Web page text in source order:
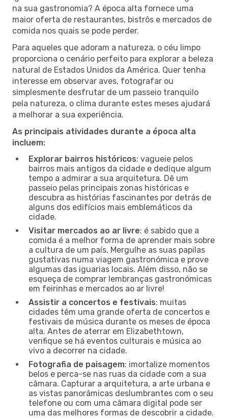
na sua gastronomia? A época alta fornece uma
maior oferta de restaurantes, bistrôs e mercados de
comida nos quais se pode perder.
Para aqueles que adoram a natureza, o céu limpo
proporciona o cenário perfeito para explorar a beleza
natural de Estados Unidos da América. Quer tenha
interesse em observar aves, fotografar ou
simplesmente desfrutar de um passeio tranquilo
pela natureza, o clima durante estes meses ajudará
a melhorar a sua experiência.
As principais atividades durante a época alta
incluem:
Explorar bairros históricos: vagueie pelos
bairros mais antigos da cidade e dedique algum
tempo a admirar a sua arquitetura. Dê um
passeio pelas principais zonas históricas e
descubra as histórias fascinantes por detrás de
alguns dos edifícios mais emblemáticos da
cidade.
Visitar mercados ao ar livre: é sabido que a
comida é a melhor forma de aprender mais sobre
a cultura de um país. Mergulhe as suas papilas
gustativas numa viagem gastronómica e prove
algumas das iguarias locais. Além disso, não se
esqueça de comprar lembranças gastronómicas
em feirinhas e mercados ao ar livre!
Assistir a concertos e festivais: muitas
cidades têm uma grande oferta de concertos e
festivais de música durante os meses de época
alta. Antes de aterrar em Elizabethtown,
verifique se há eventos culturais e música ao
vivo a decorrer na cidade.
Fotografia de paisagem: imortalize momentos
belos e perca-se nas ruas da cidade com a sua
câmara. Capturar a arquitetura, a arte urbana e
as vistas panorâmicas deslumbrantes com o seu
telefone ou com uma câmara digital pode ser
uma das melhores formas de descobrir a cidade.